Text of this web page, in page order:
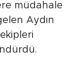
müdahale
Aydın